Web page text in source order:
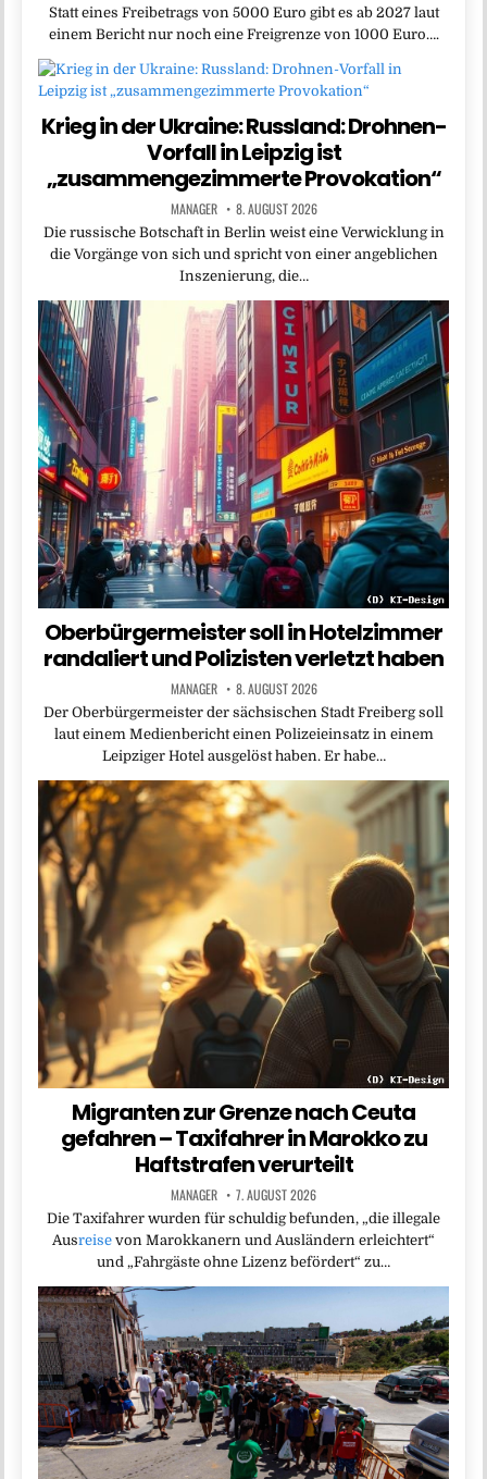
Statt ​eines Freibetrags ‌von 5000 Euro gibt es ab 2027 laut
einem Bericht nur noch eine Freigrenze von 1000 Euro….
Krieg in der Ukraine: Russland: Drohnen-
Vorfall in Leipzig ist
„zusammengezimmerte Provokation“
MANAGER 8. AUGUST 2026
Die russische Botschaft in Berlin weist eine Verwicklung in
die Vorgänge von sich und spricht von einer angeblichen
Inszenierung, die…
Oberbürgermeister soll in Hotelzimmer
randaliert und Polizisten verletzt haben
MANAGER 8. AUGUST 2026
Der Oberbürgermeister der sächsischen Stadt Freiberg soll
laut einem Medienbericht einen Polizeieinsatz in einem
Leipziger Hotel ausgelöst haben. Er habe…
Migranten zur Grenze nach Ceuta
gefahren – Taxifahrer in Marokko zu
Haftstrafen verurteilt
MANAGER 7. AUGUST 2026
Die Taxifahrer wurden für schuldig befunden, „die illegale
Ausreise von Marokkanern und Ausländern erleichtert“
und „Fahrgäste ohne Lizenz befördert“ zu…